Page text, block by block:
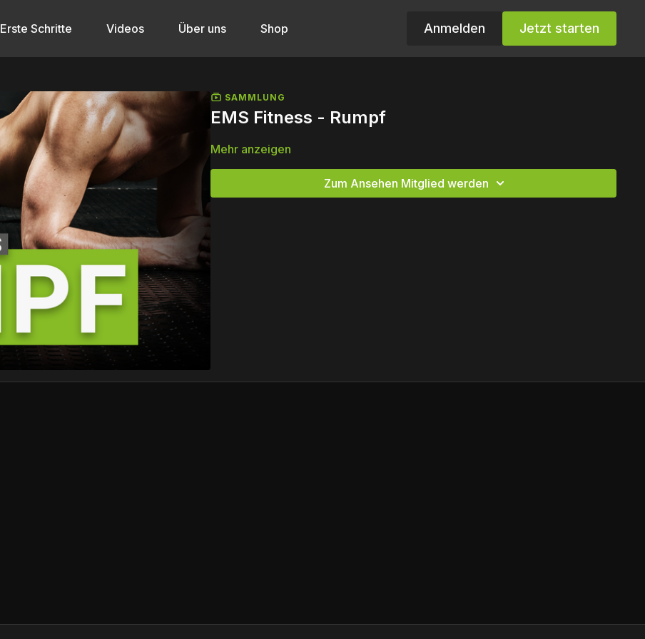
Erste Schritte Videos Über uns Shop Anmelden Jetzt starten
SAMMLUNG
EMS Fitness - Rumpf
Mehr anzeigen
Zum Ansehen Mitglied werden